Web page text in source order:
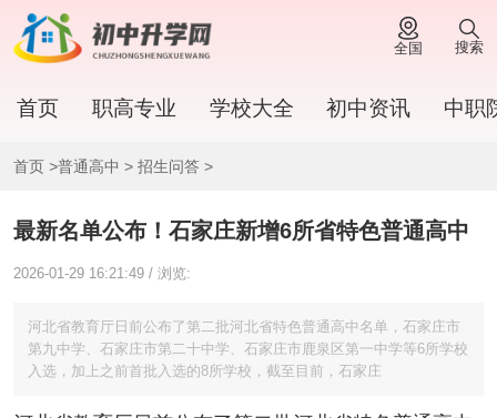
全国 搜索
首页 职高专业 学校大全 初中资讯 中职
首页 >普通高中 > 招生问答>
最新名单公布！石家庄新增6所省特色普通高中
2026-01-29 16:21:49 / 浏览:
河北省教育厅日前公布了第二批河北省特色普通高中名单，石家庄市
第九中学、石家庄市第二十中学、石家庄市鹿泉区第一中学等6所学校
入选，加上之前首批入选的8所学校，截至目前，石家庄